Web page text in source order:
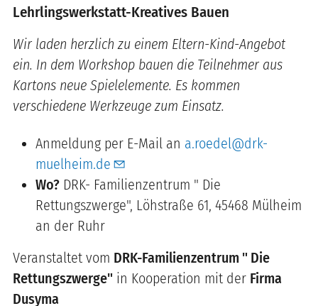
Lehrlingswerkstatt-Kreatives Bauen
Wir laden herzlich zu einem Eltern-Kind-Angebot
ein. In dem Workshop bauen die Teilnehmer aus
Kartons neue Spielelemente. Es kommen
verschiedene Werkzeuge zum Einsatz.
Anmeldung per E-Mail an a.roedel@drk-
muelheim.de
Wo? DRK- Familienzentrum " Die
Rettungszwerge", Löhstraße 61, 45468 Mülheim
an der Ruhr
Veranstaltet vom DRK-Familienzentrum " Die
Rettungszwerge" in Kooperation mit der Firma
Dusyma